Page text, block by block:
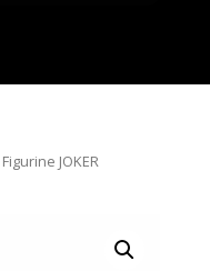
JOKER